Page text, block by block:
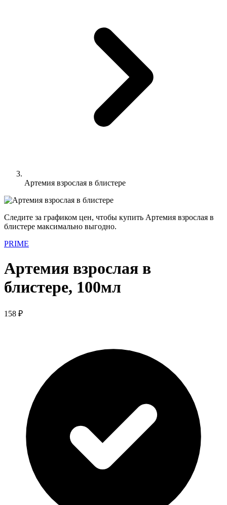
Артемия взрослая в блистере
Следите за графиком цен, чтобы купить Артемия взрослая в
блистере максимально выгодно.
PRIME
Артемия взрослая в
блистере, 100мл
158 ₽